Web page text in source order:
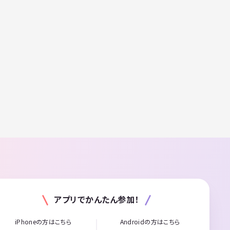
アプリでかんたん参加！
iPhoneの方はこちら Androidの方はこちら